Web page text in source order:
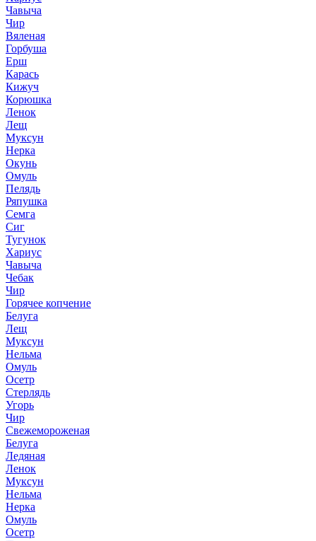
Чавыча
Чир
Вяленая
Горбуша
Ерш
Карась
Кижуч
Корюшка
Ленок
Лещ
Муксун
Нерка
Окунь
Омуль
Пелядь
Ряпушка
Семга
Сиг
Тугунок
Хариус
Чавыча
Чебак
Чир
Горячее копчение
Белуга
Лещ
Муксун
Нельма
Омуль
Осетр
Стерлядь
Угорь
Чир
Свежемороженая
Белуга
Ледяная
Ленок
Муксун
Нельма
Нерка
Омуль
Осетр